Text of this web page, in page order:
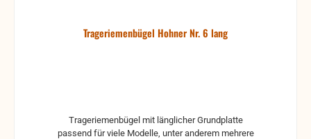
Trageriemenbügel Hohner Nr. 6 lang
Trageriemenbügel mit länglicher Grundplatte
passend für viele Modelle, unter anderem mehrere